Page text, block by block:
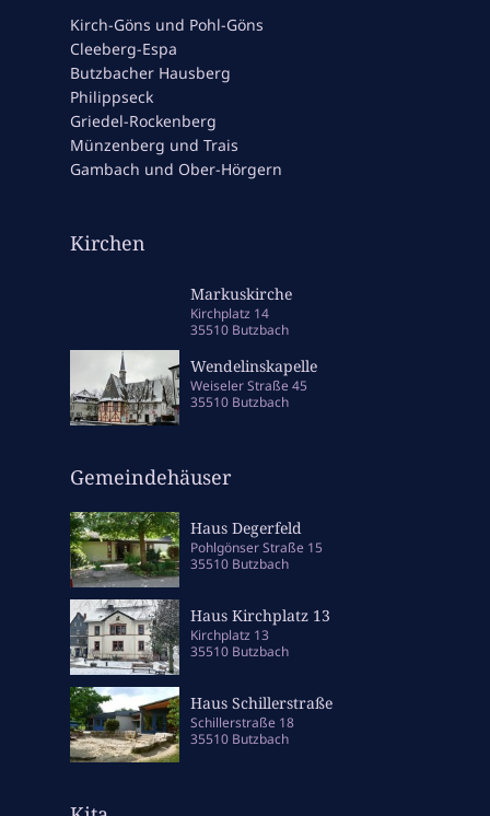
Kirch-Göns und Pohl-Göns
Cleeberg-Espa
Butzbacher Hausberg
Philippseck
Griedel-Rockenberg
Münzenberg und Trais
Gambach und Ober-Hörgern
Kirchen
Markuskirche
Kirchplatz 14
35510 Butzbach
Wendelinskapelle
Weiseler Straße 45
35510 Butzbach
Gemeindehäuser
Haus Degerfeld
Pohlgönser Straße 15
35510 Butzbach
Haus Kirchplatz 13
Kirchplatz 13
35510 Butzbach
Haus Schillerstraße
Schillerstraße 18
35510 Butzbach